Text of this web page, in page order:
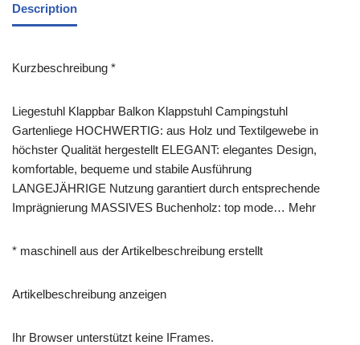
Description
Kurzbeschreibung *
Liegestuhl Klappbar Balkon Klappstuhl Campingstuhl
Gartenliege HOCHWERTIG: aus Holz und Textilgewebe in
höchster Qualität hergestellt ELEGANT: elegantes Design,
komfortable, bequeme und stabile Ausführung
LANGEJÄHRIGE Nutzung garantiert durch entsprechende
Imprägnierung MASSIVES Buchenholz: top mode… Mehr
* maschinell aus der Artikelbeschreibung erstellt
Artikelbeschreibung anzeigen
Ihr Browser unterstützt keine IFrames.